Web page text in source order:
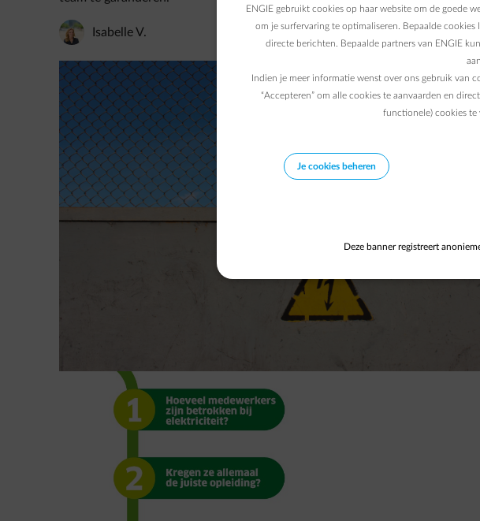
Isabelle V.
ENGIE gebruikt cookies op haar website om de goede
om je surfervaring te optimaliseren. Bepaalde
directe berichten. Bepaalde partners van ENGIE
Indien je meer informatie wenst over ons gebruik van
“Accepteren” om alle cookies te aanvaarden en
functionele) cookies te
Je cookies beheren
Deze banner registreert